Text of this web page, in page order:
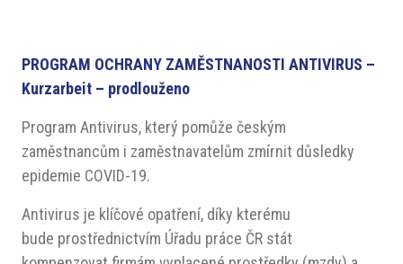
PROGRAM OCHRANY ZAMĚSTNANOSTI ANTIVIRUS –
Kurzarbeit – prodlouženo
Program Antivirus, který pomůže českým
zaměstnancům i zaměstnavatelům zmírnit důsledky
epidemie COVID-19.
Antivirus je klíčové opatření, díky kterému
bude prostřednictvím Úřadu práce ČR stát